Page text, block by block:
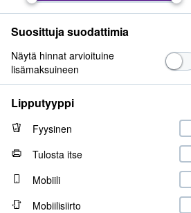
Suosittuja suodattimia
Näytä hinnat arvioituine
lisämaksuineen
Lipputyyppi
Fyysinen
Tulosta itse
Mobiili
Mobiilisiirto